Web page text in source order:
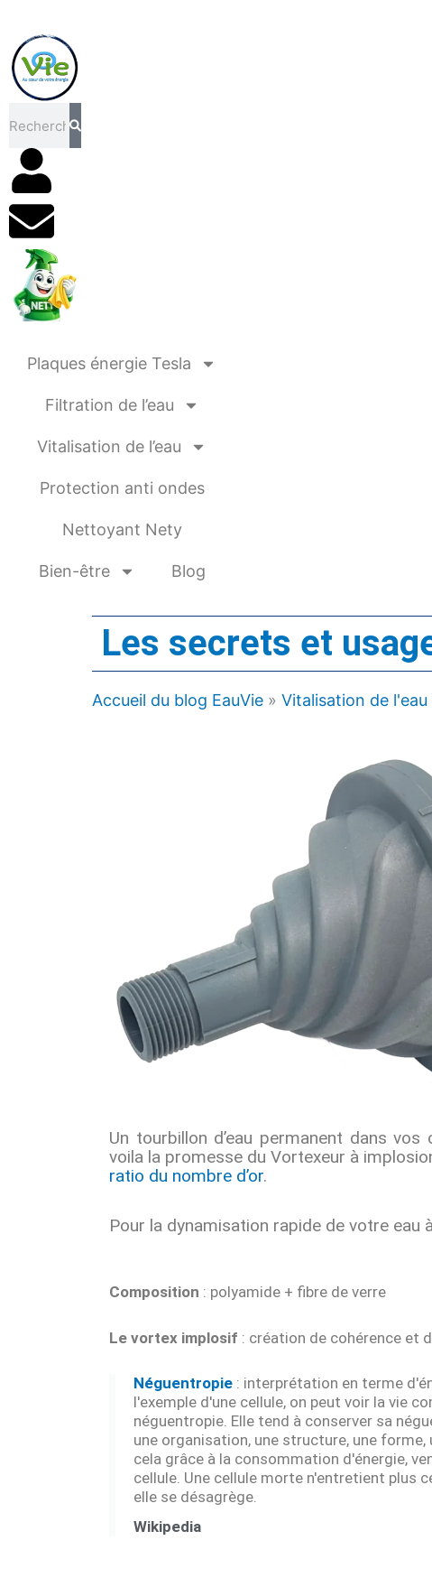
Plaques énergie Tesla
Filtration de l’eau
Vitalisation de l’eau
Protection anti ondes
Nettoyant Nety
Bien-être Blog
Les secrets et
Accueil du blog EauVie » Vitalisation de l'eau
Un tourbillon d’eau permanent dans
voila la promesse du Vortexeur à
ratio du nombre d’or.
Pour la dynamisation rapide de votre eau
Composition : polyamide + fibre de verre
Le vortex implosif : création de cohérence et
Néguentropie : interprétation en terme
l'exemple d'une cellule, on peut voir la vie
néguentropie. Elle tend à conserver sa
une organisation, une structure, une
cela grâce à la consommation d'énergie,
cellule. Une cellule morte n'entretient plus
elle se désagrège.
Wikipedia